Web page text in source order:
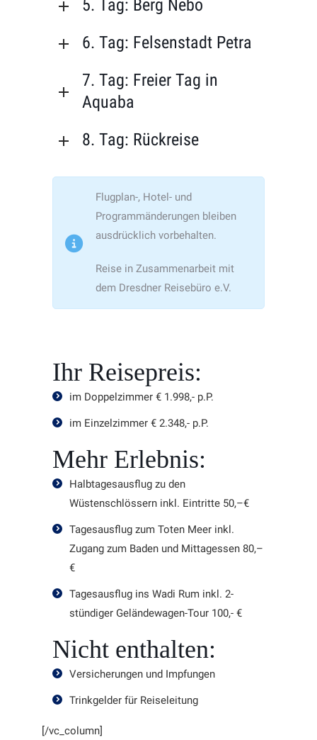
5. Tag: Berg Nebo
6. Tag: Felsenstadt Petra
7. Tag: Freier Tag in
Aquaba
8. Tag: Rückreise
Flugplan-, Hotel- und
Programmänderungen bleiben
ausdrücklich vorbehalten.
Reise in Zusammenarbeit mit
dem Dresdner Reisebüro e.V.
Ihr Reisepreis:
im Doppelzimmer € 1.998,- p.P.
im Einzelzimmer € 2.348,- p.P.
Mehr Erlebnis:
Halbtagesausflug zu den
Wüstenschlössern inkl. Eintritte 50,–€
Tagesausflug zum Toten Meer inkl.
Zugang zum Baden und Mittagessen 80,–
€
Tagesausflug ins Wadi Rum inkl. 2-
stündiger Geländewagen-Tour 100,- €
Nicht enthalten:
Versicherungen und Impfungen
Trinkgelder für Reiseleitung
[/vc_column]